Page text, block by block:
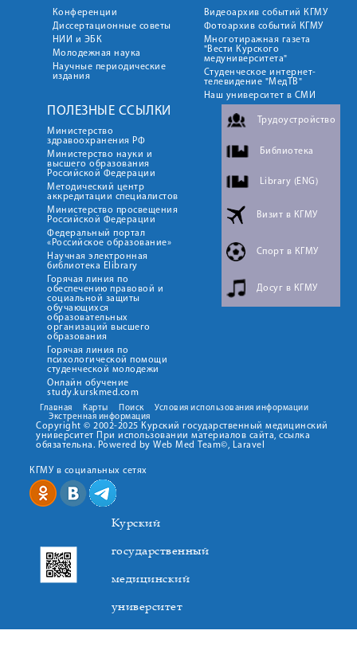
Конференции
Диссертационные советы
НИИ и ЭБК
Молодежная наука
Научные периодические
издания
Видеоархив событий КГМУ
Фотоархив событий КГМУ
Многотиражная газета
"Вести Курского
медуниверситета"
Студенческое интернет-
телевидение "МедТВ"
Наш университет в СМИ
ПОЛЕЗНЫЕ ССЫЛКИ
Министерство
здравоохранения РФ
Министерство науки и
высшего образования
Российской Федерации
Методический центр
аккредитации специалистов
Министерство просвещения
Российской Федерации
Федеральный портал
«Российское образование»
Научная электронная
библиотека Elibrary
Горячая линия по
обеспечению правовой и
социальной защиты
обучающихся
образовательных
организаций высшего
образования
Горячая линия по
психологической помощи
студенческой молодежи
Онлайн обучение
study.kurskmed.com
Трудоустройство
Библиотека
Library (ENG)
Визит в КГМУ
Спорт в КГМУ
Досуг в КГМУ
Главная Карты Поиск
Условия использования информации
Экстренная информация
Copyright © 2002-2025 Курский государственный медицинский
университет При использовании материалов сайта, ссылка
обязательна. Powered by Web Med Team©, Laravel
КГМУ в социальных сетях
Курский
государственный
медицинский
университет